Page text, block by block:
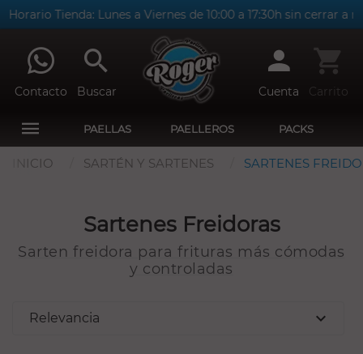
Horario Tienda: Lunes a Viernes de 10:00 a 17:30h sin cerrar a
Contacto Buscar Cuenta Carrito
PAELLAS PAELLEROS PACKS
INICIO SARTÉN Y SARTENES SARTENES
Sartenes Freidoras
Sarten freidora para frituras más cómodas
y controladas
Relevancia expand_more